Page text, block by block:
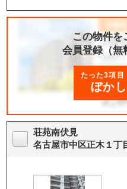
この物件を
会員登録（無
たった3項目
ぼか
荘苑南伏見
名古屋市中区正木１丁